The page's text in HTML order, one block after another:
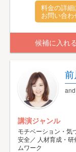
料金の詳細
お問い合
候補に入れる
講演ジャンル
モチベーション・気
安全／ 人材育成・
ムワーク